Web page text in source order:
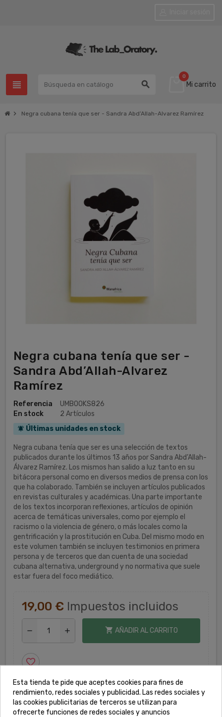
view_headline search
0
Mi carrito
chevron_right Negra cubana tenía que ser - Sandra Abd’Allah-Alvarez Ramírez
Negra cubana tenía que ser -
Sandra Abd’Allah-Alvarez
Ramírez
Referencia
UMBOOKS826
En stock
2 Artículos
notifications_active Últimas unidades en stock
Negra cubana tenía que ser es una selección de textos
publicados durante los últimos 13 años por Sandra Abd’Allah-
Álvarez Ramírez. Los mismos han salido a luz tanto en su
bitácora personal como en diversos medios de prensa con los
que ha colaborado. También se incluyen artículos publicados
en revistas culturales y académicas. Una parte importante
de los textos incorporan reflexiones, artículos de opinión
acerca de temáticas universales, como por ejemplo el
racismo o la violencia de género, o más locales como la
gentrificación y la prostitución en Cuba. Del mismo modo en
este volumen también se incluyen testimonios en primera
persona y de terceros que dan cuenta de una sociedad
cubana alternativa, underground y no normativa que suele
estar fuera del foco mediático.
19,00 € Impuestos incluidos
remove add shopping_cart AÑADIR AL CARRITO
favorite_border
Compartir Tuitear Pinterest
Esta tienda te pide que aceptes cookies para fines de
rendimiento, redes sociales y publicidad. Las redes sociales y
las cookies publicitarias de terceros se utilizan para
ofrecerte funciones de redes sociales y anuncios